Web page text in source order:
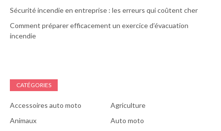
Sécurité incendie en entreprise : les erreurs qui coûtent cher
Comment préparer efficacement un exercice d’évacuation
incendie
CATÉGORIES
Accessoires auto moto
Agriculture
Animaux
Auto moto